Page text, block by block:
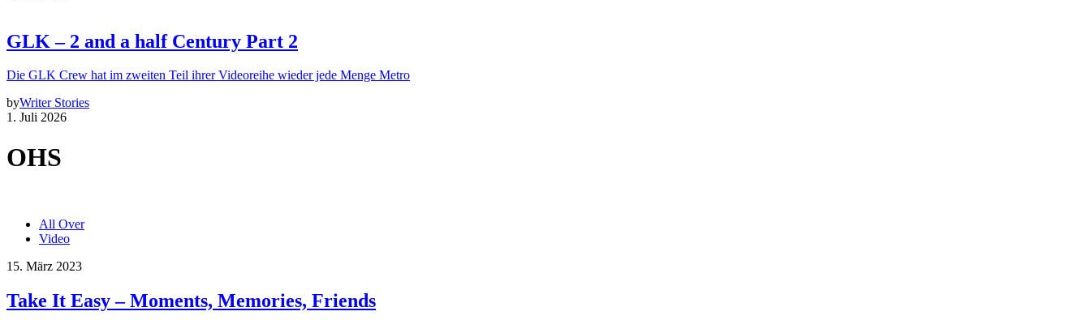
GLK – 2 and a half Century Part 2
Die GLK Crew hat im zweiten Teil ihrer Videoreihe wieder jede Menge Metro
byWriter Stories
1. Juli 2026
OHS
All Over
Video
15. März 2023
Take It Easy – Moments, Memories, Friends